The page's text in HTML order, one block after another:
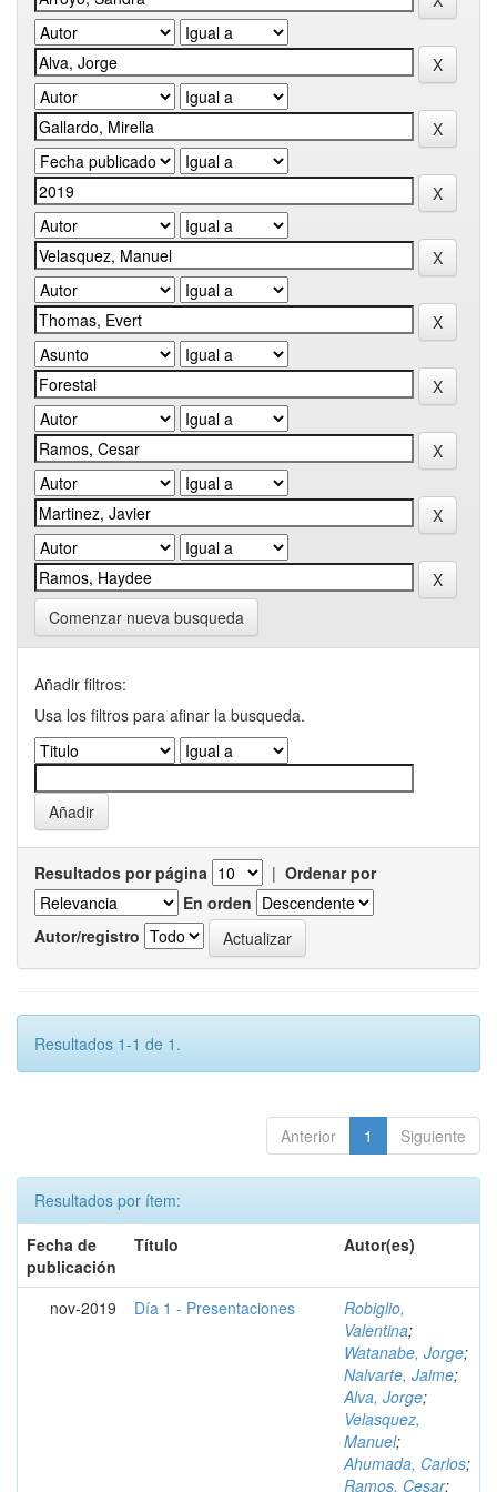
Comenzar nueva busqueda
Añadir filtros:
Usa los filtros para afinar la busqueda.
Resultados por página | Ordenar por
En orden
Autor/registro
Resultados 1-1 de 1.
Anterior 1 Siguiente
Resultados por ítem:
Fecha de
publicación
Título Autor(es)
nov-2019 Día 1 - Presentaciones
Robiglio,
Valentina;
Watanabe, Jorge;
Nalvarte, Jaime;
Alva, Jorge;
Velasquez,
Manuel;
Ahumada, Carlos;
Ramos, Cesar;